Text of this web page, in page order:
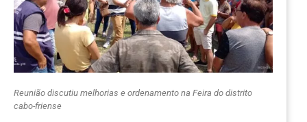
Reunião discutiu melhorias e ordenamento na Feira do distrito
cabo-friense